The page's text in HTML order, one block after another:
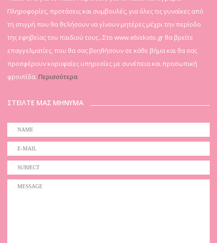
Πληροφορίες, προτάσεις και συμβουλές, για όλες τις γυναίκες από
τη στιγμή που θα θελήσουν να γίνουν μητέρες μέχρι την περίοδο
της εφηβείας του παιδιού τους...Στο www.ebiskoto.gr θα βρείτε
επαγγελματίες, που θα σας βοηθήσουν σε κάθε βήμα και θα σας
προσφέρουν κορυφαίες υπηρεσίες με συνέπεια και προσωπική
φροντίδα. Περισσότερα
ΣΤΕΙΛΤΕ ΜΑΣ ΜΗΝΥΜΑ